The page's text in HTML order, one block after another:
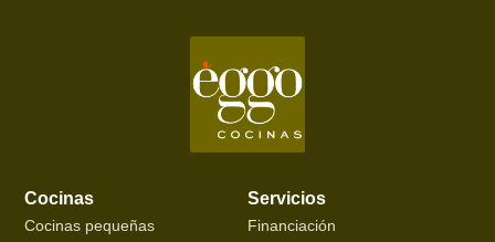
Cocinas
Cocinas pequeñas
Servicios
Financiación